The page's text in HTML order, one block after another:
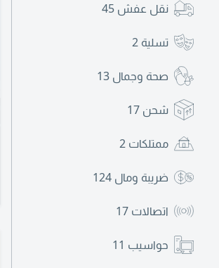
نقل عفش 45
تسلية 2
صحة وجمال 13
شحن 17
ممتلكات 2
ضريبة ومال 124
اتصالات 17
حواسيب 11